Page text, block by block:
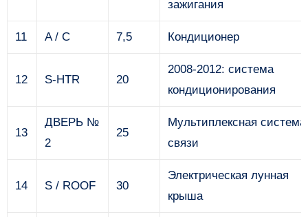
зажигания
11 A / C 7,5 Кондиционер
12 S-HTR 20
2008-2012: система
кондиционирования
13
ДВЕРЬ №
2
25
Мультиплексная система
связи
14 S / ROOF 30
Электрическая лунная
крыша